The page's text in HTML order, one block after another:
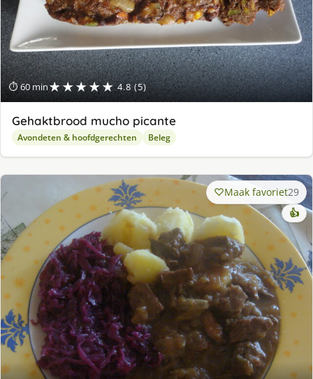
⏱ 60 min★★★★★ 4.8 (5)
Gehaktbrood mucho picante
Avondeten & hoofdgerechten Beleg
Maak favoriet29
👍